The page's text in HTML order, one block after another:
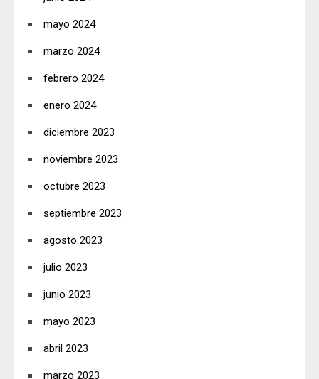
mayo 2024
marzo 2024
febrero 2024
enero 2024
diciembre 2023
noviembre 2023
octubre 2023
septiembre 2023
agosto 2023
julio 2023
junio 2023
mayo 2023
abril 2023
marzo 2023